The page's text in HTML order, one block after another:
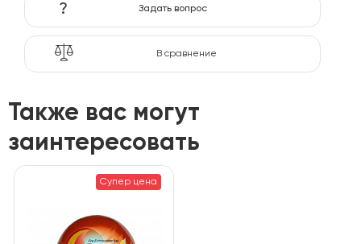
? Задать вопрос
В сравнение
Также вас могут
заинтересовать
Супер цена